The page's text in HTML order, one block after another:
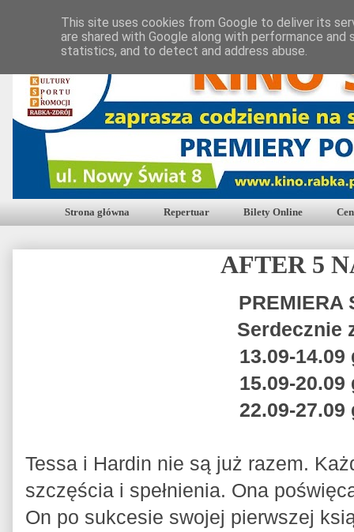
Strona główna Repertuar Bilety Online
AFTER 5
PREMIERA
Serdecznie
13.09-14.09
15.09-20.09
22.09-27.09
Tessa i Hardin nie są już razem.
szczęścia i spełnienia. Ona
On po sukcesie swojej pierwszej
This site uses cookies from Google to deliver its
are shared with Google along with performance
statistics, and to detect and address abuse.